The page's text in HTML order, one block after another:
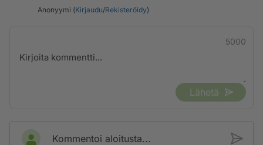
Anonyymi (Kirjaudu/Rekisteröidy)
5000
Lähetä
Kommentoi aloitusta...